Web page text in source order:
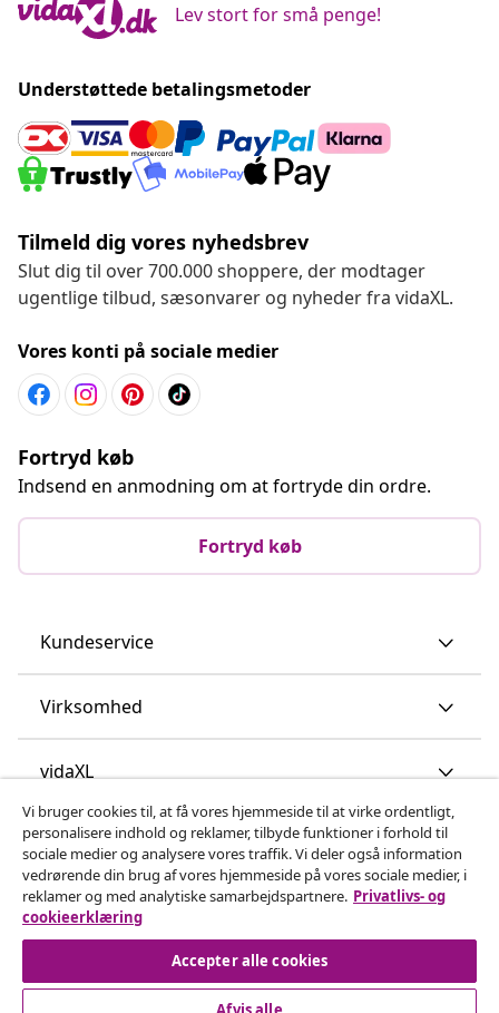
Lev stort for små penge!
Understøttede betalingsmetoder
Tilmeld dig vores nyhedsbrev
Slut dig til over 700.000 shoppere, der modtager
ugentlige tilbud, sæsonvarer og nyheder fra vidaXL.
Vores konti på sociale medier
Fortryd køb
Indsend en anmodning om at fortryde din ordre.
Fortryd køb
Kundeservice
Virksomhed
vidaXL
Opdag mere
Vi bruger cookies til, at få vores hjemmeside til at virke ordentligt,
personalisere indhold og reklamer, tilbyde funktioner i forhold til
sociale medier og analysere vores traffik. Vi deler også information
vedrørende din brug af vores hjemmeside på vores sociale medier, i
reklamer og med analytiske samarbejdspartnere. Privatlivs- og
cookieerklæring
Accepter alle cookies